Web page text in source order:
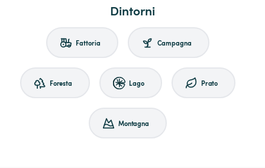
Dintorni
Fattoria Campagna
Foresta Lago Prato
Montagna